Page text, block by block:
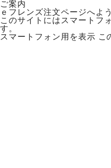
ご案内
ｅフレンズ注文ページへよ
このサイトにはスマートフ
す。
スマートフォン用を表示 こ